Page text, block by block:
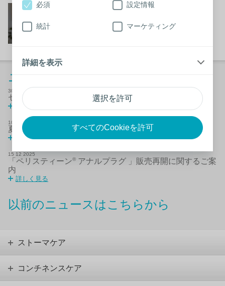
選択を許可
すべてのCookieを許可
必須 設定情報
統計 マーケティング
詳細を表示
Working at Coloplast-コ
ロプラストではたらく
ニュース
30 2026
センシュラ ミオ ウロ アップグレード製品のご案内
詳しく見る
10 2026
夏季休業について
詳しく見る
15 12 2025
「ペリスティーン®アナルプラグ 」販売再開に関するご案
内
詳しく見る
以前のニュースはこちらから
ストーマケア
コンチネンスケア